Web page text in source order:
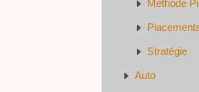
Méthode
Stratégie
Auto